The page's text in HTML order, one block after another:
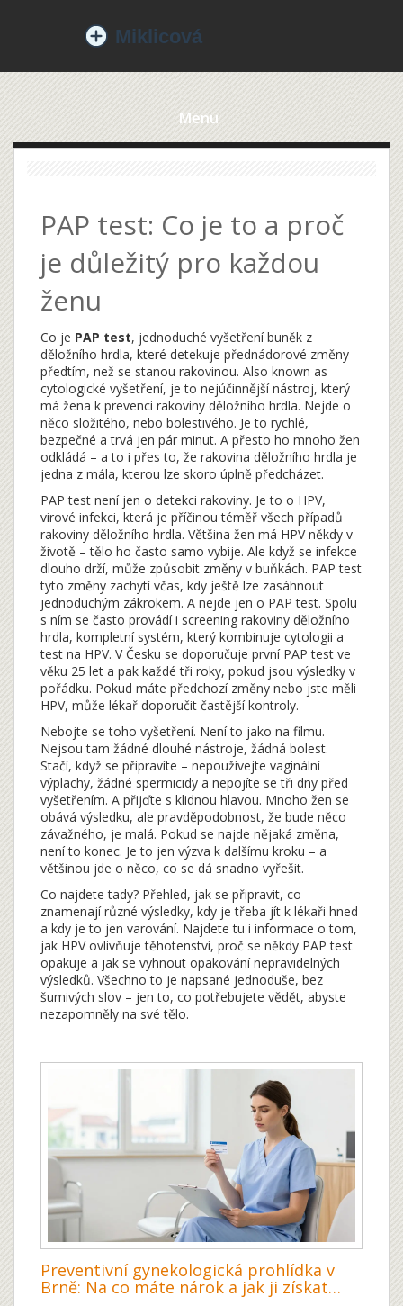
Menu
PAP test: Co je to a proč
je důležitý pro každou
ženu
Co je PAP test, jednoduché vyšetření buněk z
děložního hrdla, které detekuje přednádorové změny
předtím, než se stanou rakovinou. Also known as
cytologické vyšetření, je to nejúčinnější nástroj, který
má žena k prevenci rakoviny děložního hrdla. Nejde o
něco složitého, nebo bolestivého. Je to rychlé,
bezpečné a trvá jen pár minut. A přesto ho mnoho žen
odkládá – a to i přes to, že rakovina děložního hrdla je
jedna z mála, kterou lze skoro úplně předcházet.
PAP test není jen o detekci rakoviny. Je to o HPV,
virové infekci, která je příčinou téměř všech případů
rakoviny děložního hrdla. Většina žen má HPV někdy v
životě – tělo ho často samo vybije. Ale když se infekce
dlouho drží, může způsobit změny v buňkách. PAP test
tyto změny zachytí včas, kdy ještě lze zasáhnout
jednoduchým zákrokem. A nejde jen o PAP test. Spolu
s ním se často provádí i screening rakoviny děložního
hrdla, kompletní systém, který kombinuje cytologii a
test na HPV. V Česku se doporučuje první PAP test ve
věku 25 let a pak každé tři roky, pokud jsou výsledky v
pořádku. Pokud máte předchozí změny nebo jste měli
HPV, může lékař doporučit častější kontroly.
Nebojte se toho vyšetření. Není to jako na filmu.
Nejsou tam žádné dlouhé nástroje, žádná bolest.
Stačí, když se připravíte – nepoužívejte vaginální
výplachy, žádné spermicidy a nepojíte se tři dny před
vyšetřením. A přijďte s klidnou hlavou. Mnoho žen se
obává výsledku, ale pravděpodobnost, že bude něco
závažného, je malá. Pokud se najde nějaká změna,
není to konec. Je to jen výzva k dalšímu kroku – a
většinou jde o něco, co se dá snadno vyřešit.
Co najdete tady? Přehled, jak se připravit, co
znamenají různé výsledky, kdy je třeba jít k lékaři hned
a kdy je to jen varování. Najdete tu i informace o tom,
jak HPV ovlivňuje těhotenství, proč se někdy PAP test
opakuje a jak se vyhnout opakování nepravidelných
výsledků. Všechno to je napsané jednoduše, bez
šumivých slov – jen to, co potřebujete vědět, abyste
nezapomněly na své tělo.
Preventivní gynekologická prohlídka v
Brně: Na co máte nárok a jak ji získat